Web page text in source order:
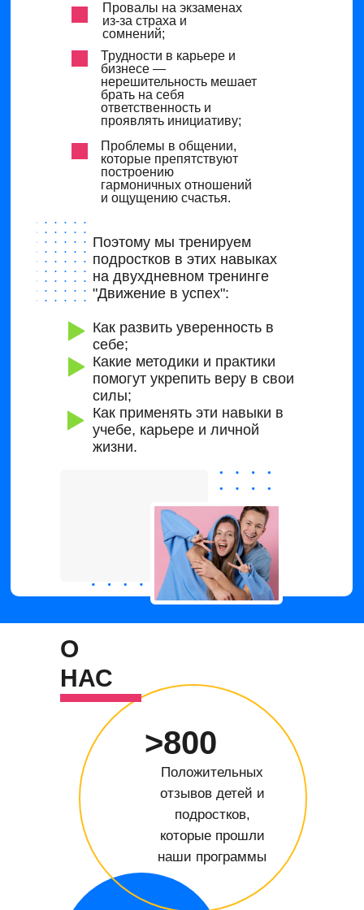
Поэтому мы тренируем
подростков в этих навыках
на двухдневном тренинге
"Движение в успех":
Как развить уверенность в
себе;
Какие методики и практики
помогут укрепить веру в свои
силы;
Как применять эти навыки в
учебе, карьере и личной
жизни.
Провалы на экзаменах
из-за страха и
сомнений;
Трудности в карьере и
бизнесе —
нерешительность мешает
брать на себя
ответственность и
проявлять инициативу;
Проблемы в общении,
которые препятствуют
построению
гармоничных отношений
и ощущению счастья.
О
НАС
>800
Положительных
отзывов детей и
подростков,
которые прошли
наши программы